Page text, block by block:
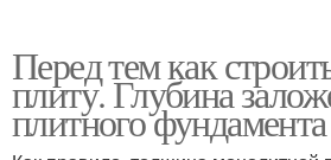
Перед тем как
плиту. Глубина
плитного фундамента